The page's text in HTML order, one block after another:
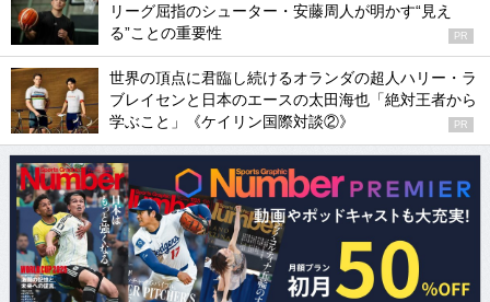
リーグ屈指のシューター・安藤周人が明かす“見え
る”ことの重要性
PR
世界の頂点に君臨し続けるオランダの超人ハリー・ラ
ブレイセンと日本のエースの太田海也「絶対王者から
学ぶこと」《ケイリン国際対談②》
PR